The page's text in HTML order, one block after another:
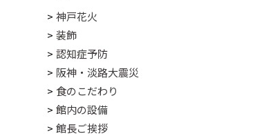
神戸花火
装飾
認知症予防
阪神・淡路大震災
食のこだわり
館内の設備
館長ご挨拶